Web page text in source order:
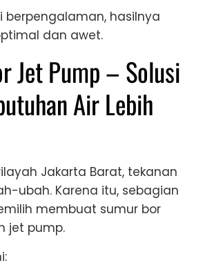
berpengalaman, hasilnya
dan awet.
Jet Pump – Solusi
Air Lebih
Jakarta Barat, tekanan
ubah. Karena itu, sebagian
membuat sumur bor
jet pump.